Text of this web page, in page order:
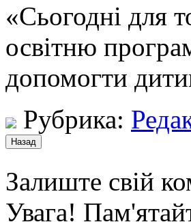
«Сьогодні для
освітню
допомогти
Рубрика:
Залиште свій
Увага!